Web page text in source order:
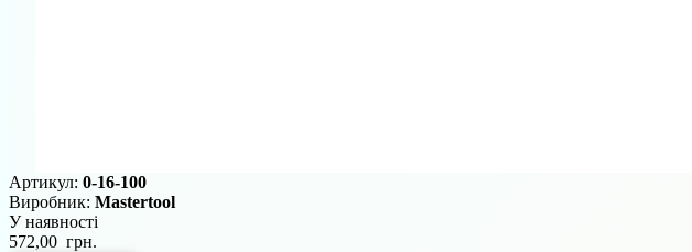
Артикул: 0-16-100
Виробник: Mastertool
У наявності
572,00 грн.